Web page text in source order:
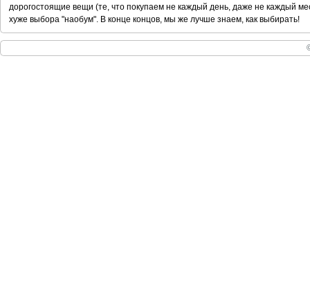
дорогостоящие вещи (те, что покупаем не каждый день, даже не каждый
хуже выбора "наобум". В конце концов, мы же лучше знаем, как выбирать!